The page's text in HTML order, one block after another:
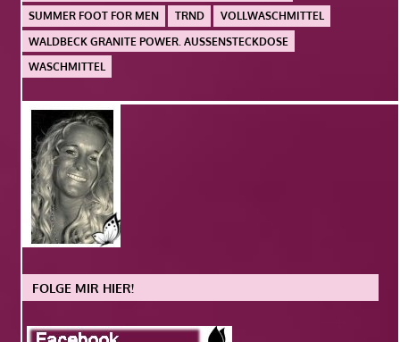
SUMMER FOOT FOR MEN
TRND
VOLLWASCHMITTEL
WALDBECK GRANITE POWER. AUSSENSTECKDOSE
WASCHMITTEL
FOLGE MIR HIER!